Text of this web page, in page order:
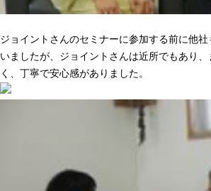
ジョイントさんのセミナーに参加する前に他
いましたが、ジョイントさんは近所でもあり
く、丁寧で安心感がありました。